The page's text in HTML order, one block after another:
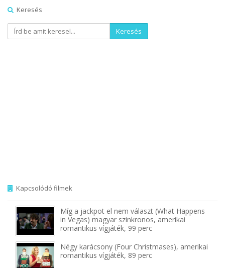
Keresés
Keresés
Kapcsolódó filmek
Míg a jackpot el nem választ (What Happens
in Vegas) magyar szinkronos, amerikai
romantikus vígjáték, 99 perc
Négy karácsony (Four Christmases), amerikai
romantikus vígjáték, 89 perc